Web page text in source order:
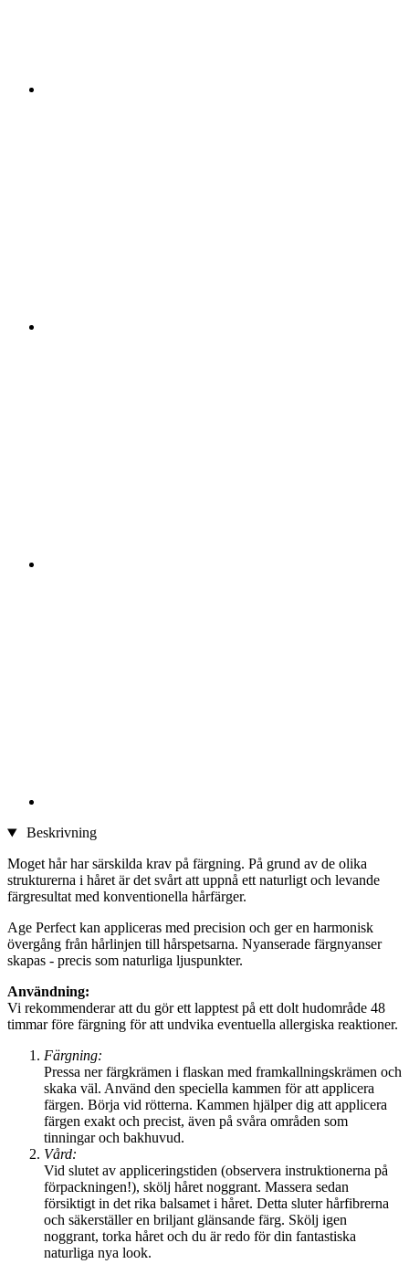
Beskrivning
Moget hår har särskilda krav på färgning. På grund av de olika
strukturerna i håret är det svårt att uppnå ett naturligt och levande
färgresultat med konventionella hårfärger.
Age Perfect kan appliceras med precision och ger en harmonisk
övergång från hårlinjen till hårspetsarna. Nyanserade färgnyanser
skapas - precis som naturliga ljuspunkter.
Användning:
Vi rekommenderar att du gör ett lapptest på ett dolt hudområde 48
timmar före färgning för att undvika eventuella allergiska reaktioner.
Färgning:
Pressa ner färgkrämen i flaskan med framkallningskrämen och
skaka väl. Använd den speciella kammen för att applicera
färgen. Börja vid rötterna. Kammen hjälper dig att applicera
färgen exakt och precist, även på svåra områden som
tinningar och bakhuvud.
Vård:
Vid slutet av appliceringstiden (observera instruktionerna på
förpackningen!), skölj håret noggrant. Massera sedan
försiktigt in det rika balsamet i håret. Detta sluter hårfibrerna
och säkerställer en briljant glänsande färg. Skölj igen
noggrant, torka håret och du är redo för din fantastiska
naturliga nya look.